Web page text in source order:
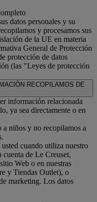
datos personales y su
y procesamos sus
de la UE en materia
General de Protección
protección de datos
(las "Leyes de protección
RECOPILAMOS DE
información relacionada
ya sea directamente o en
niños y no recopilamos a
cuando utiliza nuestro
de Le Creuset,
Web o en nuestras
y Tiendas Outlet), o
marketing. Los datos